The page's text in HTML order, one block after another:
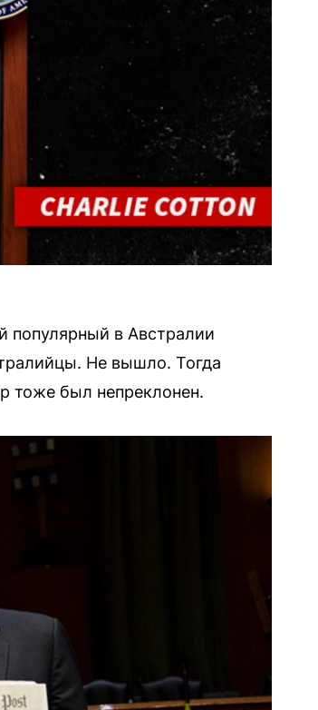
популярный в Австралии
Не вышло. Тогда
тоже был непреклонен.